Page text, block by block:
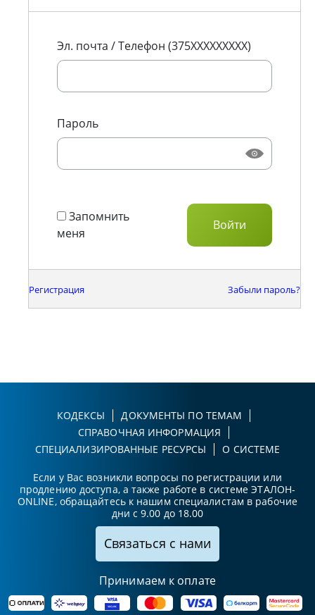
Эл. почта / Телефон (375XXXXXXXXX)
Пароль
Запомнить
меня
Регистрация Забыли пароль?
КОДЕКСЫ
ДОКУМЕНТЫ ПО ТЕМАМ
СПРАВОЧНАЯ ИНФОРМАЦИЯ
СПЕЦИАЛИЗИРОВАННЫЕ РЕСУРСЫ
О СИСТЕМЕ
Если у Вас возникли вопросы по регистрации или
продлению доступа, а также работе в системе ЭТАЛОН-
ONLINE, обращайтесь к нашим специалистам в рабочие
дни с 9.00 до 18.00
Связаться с нами
Принимаем к оплате